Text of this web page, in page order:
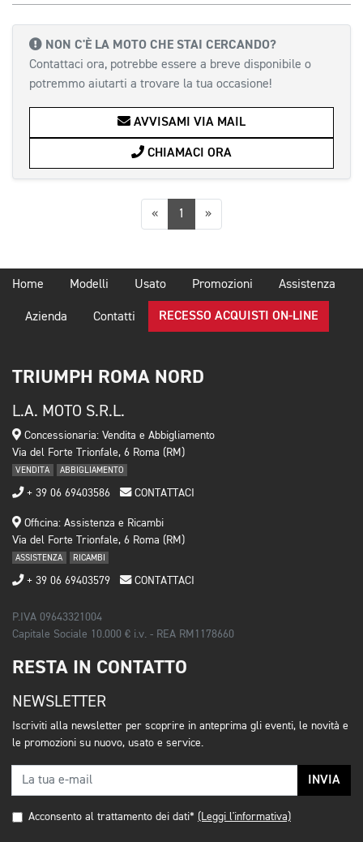
NON C'È LA MOTO CHE STAI CERCANDO?
Contattaci ora, potrebbe essere a breve disponibile o
potremmo aiutarti a trovare la tua occasione!
AVVISAMI VIA MAIL
CHIAMACI ORA
«Precedente
1 »Successiva
Home Modelli Usato Promozioni Assistenza
Azienda Contatti RECESSO ACQUISTI ON-LINE
TRIUMPH ROMA NORD
L.A. MOTO S.R.L.
Concessionaria: Vendita e Abbigliamento
Via del Forte Trionfale, 6 Roma (RM)
VENDITA ABBIGLIAMENTO
+ 39 06 69403586 CONTATTACI
Officina: Assistenza e Ricambi
Via del Forte Trionfale, 6 Roma (RM)
ASSISTENZA RICAMBI
+ 39 06 69403579 CONTATTACI
P.IVA 09643321004
Capitale Sociale 10.000 € i.v. - REA RM1178660
RESTA IN CONTATTO
NEWSLETTER
Iscriviti alla newsletter per scoprire in anteprima gli eventi, le novità e
le promozioni su nuovo, usato e service.
INVIA
Acconsento al trattamento dei dati* (Leggi l'informativa)